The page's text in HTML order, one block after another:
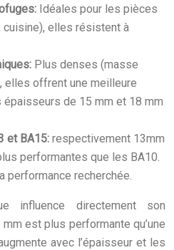
Idéales pour les pièces
cuisine), elles résistent à
Plus denses (masse
elles offrent une meilleure
de 15 mm et 18 mm
et BA15: respectivement 13mm
performantes que les BA10.
performance recherchée.
influence directement son
est plus performante qu’une
avec l’épaisseur et les